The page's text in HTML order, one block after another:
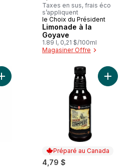
Taxes en sus, frais éco
s’appliquent
Coup de cœur
le Choix du Président
Limonade à la
Goyave
1.89 l, 0,21 $/100ml
Magasiner Offre
Ajouter Anneaux de maïs soufflés cuits
Préparé au Canada
4,79 $
Ajouter